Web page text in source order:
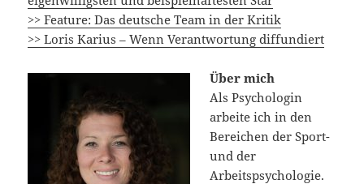
>> Feature: Das deutsche Team in der Kritik
>> Loris Karius – Wenn Verantwortung diffundiert
Über mich
Als Psychologin
arbeite ich in den
Bereichen der Sport-
und der
Arbeitspsychologie.